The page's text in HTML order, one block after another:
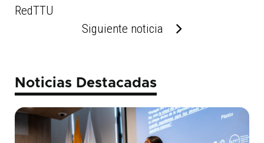
RedTTU
Siguiente noticia
Noticias Destacadas